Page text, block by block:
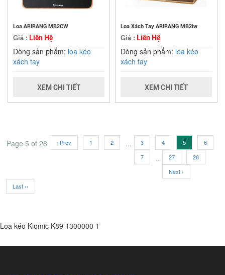
Loa ARIRANG MB2CW
Giá : Liên Hệ
Dòng sản phẩm: loa kéo
xách tay
XEM CHI TIẾT
Loa Xách Tay ARIRANG MB2iw
Giá : Liên Hệ
Dòng sản phẩm: loa kéo
xách tay
XEM CHI TIẾT
Page 5 of 28 ‹ Prev 1 2 ... 3 4 5
6
7
.. 27
28
Next ›
Last ››
Loa kéo Kiomic K89 1300000 1